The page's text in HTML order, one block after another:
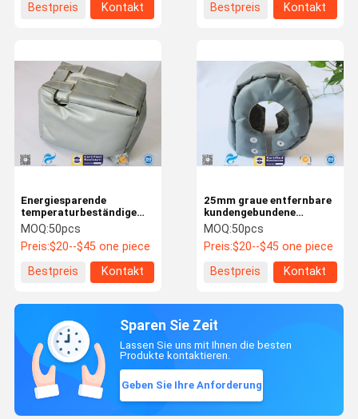
Bestpreis
Kontakt
Bestpreis
Kontakt
Energiesparende
temperaturbeständige
wiederverwendbare
Jacken der Isolierungs-
300℃/Abdeckung
MOQ:50pcs
Preis:$20--$45 one piece
Bestpreis
Kontakt
25mm graue entfernbare
kundengebundene
Heizungs-Abgasturbine-
Wärmedämmungs-Jacke
MOQ:50pcs
Preis:$20--$45 one piece
Bestpreis
Kontakt
Sparen Sie Zeit
Lassen Sie uns mit Ihnen die besten
Produkte kontaktieren.
Geben Sie Ihre Anforderung